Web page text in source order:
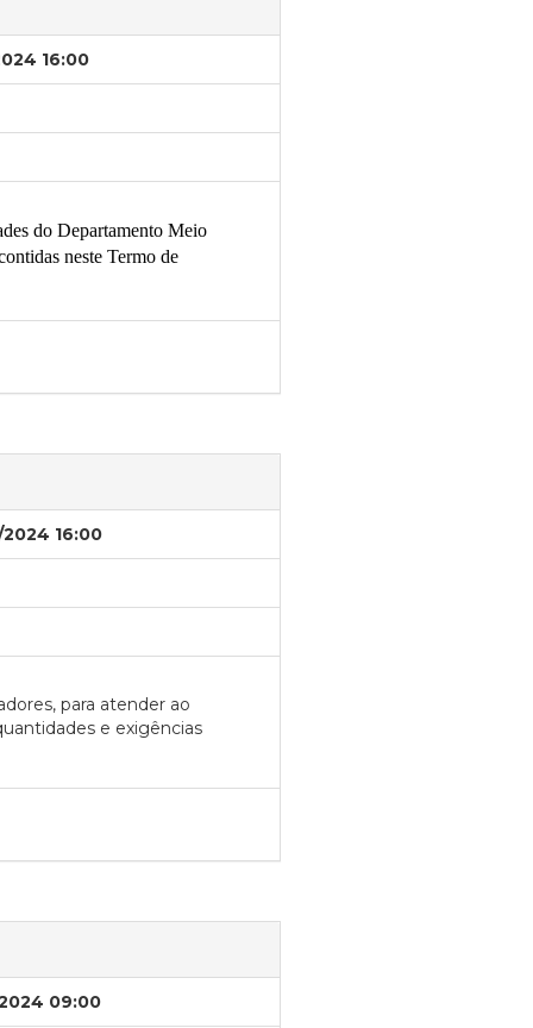
16:00
do Departamento Meio
neste Termo de
16:00
para atender ao
e exigências
09:00